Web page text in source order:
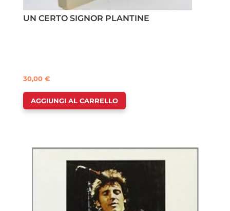
UN CERTO SIGNOR PLANTINE
30,00€
AGGIUNGI AL CARRELLO